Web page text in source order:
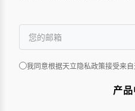
我同意根据天立隐私政策接受来
产